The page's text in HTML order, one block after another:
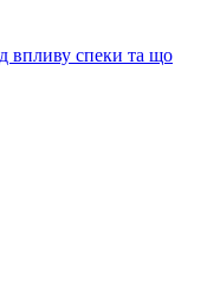
впливу спеки та що